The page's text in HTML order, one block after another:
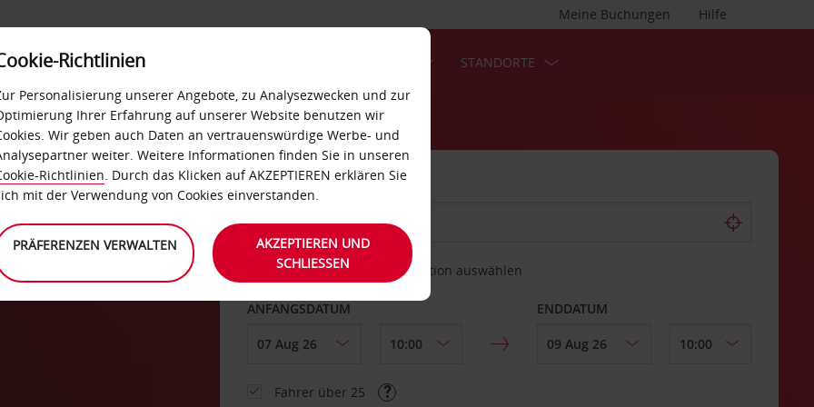
Hilfe
Meine Buchungen
LOYALTY SELF-SERVICES STANDORTE
ABHOLEN VON
Eine andere Rückgabestation auswählen
ANFANGSDATUM ENDDATUM
Fahrer über 25
Richtlinien
Personalisierung unserer Angebote, zu Analysezwecken und zur
Ihrer Erfahrung auf unserer Website benutzen wir
Wir geben auch Daten an vertrauenswürdige Werbe- und
weiter. Weitere Informationen finden Sie in unseren
Richtlinien. Durch das Klicken auf AKZEPTIEREN erklären Sie
mit der Verwendung von Cookies einverstanden.
PRÄFERENZEN VERWALTEN
AKZEPTIEREN UND
SCHLIESSEN